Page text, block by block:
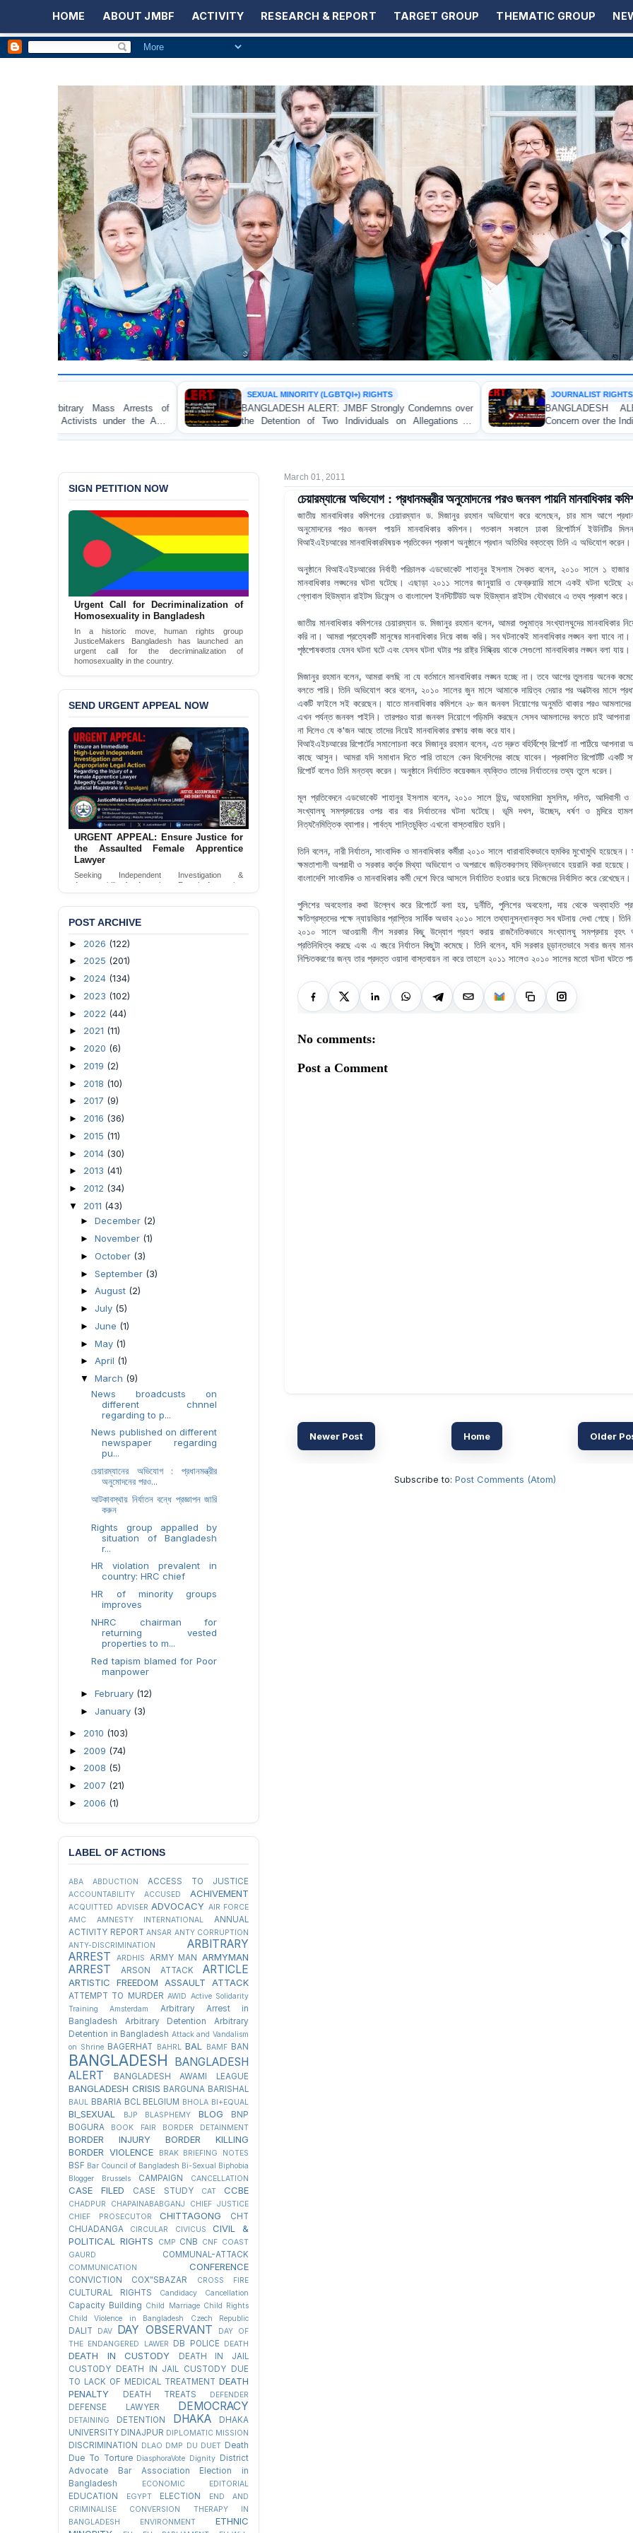
HOME ABOUT JMBF ACTIVITY RESEARCH & REPORT TARGET GROUP THEMATIC GROUP
Arrests of
the Anti-
SEXUAL MINORITY (LGBTQI+) RIGHTS
BANGLADESH ALERT: JMBF Strongly Condemns over
the Detention of Two Individuals on Allegations of
Homosexuality at Dhaka University
JOURNALIST RIGHTS
BANGLADESH ALERT: JMBF
Concern over the Indictment of Four Writers,
and Bloggers before the International Crimes
March 01, 2011
চেয়ারম্যানের অভিযোগ : প্রধানমন্ত্রীর অনুমোদনের পরও জনবল পায়নি মানবাধিকার
জাতীয় মানবাধিকার কমিশনের চেয়ারম্যান ড. মিজানুর রহমান অভিযোগ করে বলেছেন, চার মাস আগে
অনুমোদনের পরও জনবল পায়নি মানবাধিকার কমিশন। গতকাল সকালে ঢাকা রিপোর্টার্স ইউনিটির
বিআইএইচআরের মানবাধিকারবিষয়ক প্রতিবেদন প্রকাশ অনুষ্ঠানে প্রধান অতিথির বক্তব্যে তিনি এ অভিযোগ করেন।
অনুষ্ঠানে বিআইএইচআরের নির্বাহী পরিচালক এডভোকেট শাহানুর ইসলাম সৈকত বলেন, ২০১০ সালে ১ হাজার
মানবাধিকার লঙ্ঘনের ঘটনা ঘটেছে। এছাড়া ২০১১ সালের জানুয়ারি ও ফেব্রুয়ারি মাসে একই ঘটনা ঘটেছে
গ্লোবাল হিউম্যান রাইটস ডিফেন্স ও বাংলাদেশ ইনস্টিটিউট অফ হিউম্যান রাইটস যৌথভাবে এ তথ্য প্রকাশ করে।
জাতীয় মানবাধিকার কমিশনের চেয়ারম্যান ড. মিজানুর রহমান বলেন, আমরা শুধুমাত্র সংখ্যালঘুদের মানবাধিকার
করি না। আমরা প্রত্যেকটি মানুষের মানবাধিকার নিয়ে কাজ করি। সব ঘটনাকেই মানবাধিকার লঙ্ঘন বলা যাবে না।
পৃষ্ঠপোষকতায় যেসব ঘটনা ঘটে এবং যেসব ঘটনা ঘটার পর রাষ্ট্র নিষ্ক্রিয় থাকে সেগুলো মানবাধিকার লঙ্ঘন বলা যায়।
মিজানুর রহমান বলেন, আমরা বলছি না যে বর্তমানে মানবাধিকার লঙ্ঘন হচ্ছে না। তবে আগের তুলনায় অনেক
বলতে পারি। তিনি অভিযোগ করে বলেন, ২০১০ সালের জুন মাসে আমাকে দায়িত্ব দেয়ার পর অক্টোবর মাসে
একটি ফাইলে সই করেছেন। যাতে মানবাধিকার কমিশনে ২৮ জন জনবল নিয়োগের অনুমতি থাকার পরও আমলাদের
এখন পর্যন্ত জনবল পাইনি। তারপরও যারা জনবল নিয়োগে গড়িমসি করছেন সেসব আমলাদের বলতে চাই
না দিলেও যে ক'জন আছে তাদের নিয়েই মানবাধিকার রক্ষায় কাজ করে যাব।
বিআইএইচআরের রিপোর্টের সমালোচনা করে মিজানুর রহমান বলেন, এত দ্রুত বহির্বিশ্বে রিপোর্ট না পাঠিয়ে আপনারা
কাছে আসুন। আমরা যদি সমাধান দিতে পারি তাহলে কেন বিদেশিদের কাছে যাবেন। প্রকাশিত রিপোর্টটি একটি
রিপোর্ট বলেও তিনি মন্তব্য করেন। অনুষ্ঠানে নির্যাতিত কয়েকজন ব্যক্তিও তাদের নির্যাতনের তথ্য তুলে ধরেন।
মূল প্রতিবেদনে এডভোকেট শাহানুর ইসলাম বলেন, ২০১০ সালে হিন্দু, আহমাদিয়া মুসলিম, দলিত, আদিবাসী ও
সংখ্যালঘু সমপ্রদায়ের ওপর বার বার নির্যাতনের ঘটনা ঘটেছে। ভূমি দখল, উচ্ছেদ, ধর্ষণ ও মন্দিরে
নিত্যনৈমিত্তিক ব্যাপার। পার্বত্য শান্তিচুক্তি এখনো বাস্তবায়িত হয়নি।
তিনি বলেন, নারী নির্যাতন, সাংবাদিক ও মানবাধিকার কর্মীরা ২০১০ সালে ধারাবাহিকভাবে হুমকির মুখোমুখি হয়েছেন।
ক্ষমতাশালী অপরাধী ও সরকার কর্তৃক মিথ্যা অভিযোগ ও অপরাধে জড়িতকরণসহ বিভিন্নভাবে হয়রানি করা
বাংলাদেশি সাংবাদিক ও মানবাধিকার কর্মী দেশে ফিরে আসলে নির্যাতিত হওয়ার ভয়ে নিজেদের নির্বাসিত করে রেখেছেন।
পুলিশের অবহেলার কথা উল্লেখ করে রিপোর্টে বলা হয়, দুর্নীতি, পুলিশের অবহেলা, দায় থেকে অব্যাহতি
ক্ষতিগ্রস্তদের পক্ষে ন্যায়বিচার প্রাপ্তির সার্বিক অভাব ২০১০ সালে তথ্যানুসন্ধানকৃত সব ঘটনায় দেখা গেছে।
২০১০ সালে আওয়ামী লীগ সরকার কিছু উদ্যোগ গ্রহণ করায় রাজনৈতিকভাবে সংখ্যালঘু সমপ্রদায় বৃহৎ
প্রতিনিধিত্ব করছে এবং এ বছরে নির্যাতন কিছুটা কমেছে। তিনি বলেন, যদি সরকার চূড়ান্তভাবে সবার জন্য
নিশ্চিতকরণের জন্য তার প্রদত্ত ওয়াদা বাস্তবায়ন না করে তাহলে ২০১১ সালেও ২০১০ সালের মতো ঘটনা ঘটতে
No comments:
Post a Comment
Newer Post Older
Home
Subscribe to: Post Comments (Atom)
SIGN PETITION NOW
Urgent Call for Decriminalization of
Homosexuality in Bangladesh
In a historic move, human rights group
JusticeMakers Bangladesh has launched an
urgent call for the decriminalization of
homosexuality in the country.
Sign Petition
SEND URGENT APPEAL NOW
URGENT APPEAL: Ensure Justice for
the Assaulted Female Apprentice
Lawyer
Seeking Independent Investigation &
Accountability for Assault on Female Apprentice
Lawyer by Judicial Magistrate in Gopalganj
POST ARCHIVE
► 2026 (122)
► 2025 (201)
► 2024 (134)
► 2023 (102)
► 2022 (44)
► 2021 (11)
► 2020 (6)
► 2019 (2)
► 2018 (10)
► 2017 (9)
► 2016 (36)
► 2015 (11)
► 2014 (30)
► 2013 (41)
► 2012 (34)
▼ 2011 (43)
► December (2)
► November (1)
► October (3)
► September (3)
► August (2)
► July (5)
► June (1)
► May (1)
► April (1)
▼ March (9)
News broadcusts on
different chnnel
regarding to p...
News published on different
newspaper regarding
pu...
চেয়ারম্যানের অভিযোগ : প্রধানমন্ত্রীর
অনুমোদনের পরও...
আটকাবস্থায় নির্যাতন বন্ধে প্রজ্ঞাপন জারি
করুন
Rights group appalled by
situation of Bangladesh
r...
HR violation prevalent in
country: HRC chief
HR of minority groups
improves
NHRC chairman for
returning vested
properties to m...
Red tapism blamed for Poor
manpower
► February (12)
► January (3)
► 2010 (103)
► 2009 (74)
► 2008 (5)
► 2007 (21)
► 2006 (1)
LABEL OF ACTIONS
ABA ABDUCTION ACCESS TO JUSTICE
ACCOUNTABILITY ACCUSED ACHIVEMENT
ACQUITTED ADVISER ADVOCACY AIR FORCE
AMC
AMNESTY INTERNATIONAL
ANNUAL
ACTIVITY REPORT ANSAR ANTY CORRUPTION
ANTY-DISCRIMINATION
ARBITRARY
ARREST
ARDHIS ARMY MAN ARMYMAN
ARREST ARSON ATTACK ARTICLE
ARTISTIC FREEDOM ASSAULT ATTACK
ATTEMPT TO MURDER AWID Active Solidarity
Training
Amsterdam
Arbitrary Arrest in
Bangladesh
Arbitrary Detention
Arbitrary
Detention in Bangladesh Attack and Vandalism
on Shrine BAGERHAT BAHRL BAL BAMF BAN
BANGLADESH
BANGLADESH
ALERT
BANGLADESH AWAMI LEAGUE
BANGLADESH CRISIS BARGUNA BARISHAL
BAUL BBARIA BCL BELGIUM BHOLA BI+EQUAL
BI_SEXUAL BJP BLASPHEMY BLOG
BNP
BOGURA
BOOK FAIR BORDER DETAINMENT
BORDER INJURY
BORDER KILLING
BORDER VIOLENCE
BRAK BRIEFING NOTES
BSF Bar Council of Bangladesh Bi-Sexual
Biphobia
Blogger
Brussels CAMPAIGN CANCELLATION
CASE FILED CASE STUDY CAT CCBE
CHADPUR CHAPAINABABGANJ
CHIEF JUSTICE
CHIEF PROSECUTOR
CHITTAGONG
CHT
CHUADANGA
CIRCULAR CIVICUS
CIVIL &
POLITICAL RIGHTS
CMP CNB CNF COAST
GAURD
COMMUNAL-ATTACK
COMMUNICATION CONFERENCE
CONVICTION COX"SBAZAR CROSS FIRE
CULTURAL RIGHTS Candidacy Cancellation
Capacity Building Child Marriage Child Rights
Child Violence in Bangladesh
Czech Republic
DALIT DAV DAY OBSERVANT
DAY OF
THE ENDANGERED LAWER
DB POLICE DEATH
DEATH IN CUSTODY
DEATH IN JAIL
CUSTODY
DEATH IN JAIL CUSTODY DUE
TO LACK OF MEDICAL TREATMENT DEATH
PENALTY
DEATH TREATS DEFENDER
DEFENSE LAWYER DEMOCRACY
DETAINING DETENTION DHAKA
DHAKA
UNIVERSITY DINAJPUR DIPLOMATIC MISSION
DISCRIMINATION DLAO DMP DU DUET Death
Due To Torture DiasphoraVote Dignity
District
Advocate Bar Association Election in
Bangladesh
ECONOMIC EDITORIAL
EDUCATION EGYPT ELECTION
END AND
CRIMINALISE CONVERSION THERAPY IN
BANGLADESH
ENVIRONMENT
ETHNIC